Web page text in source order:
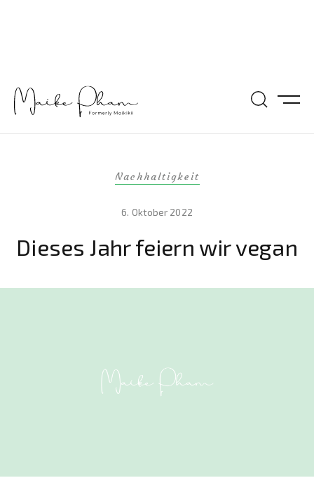
Nachhaltigkeit
6. Oktober 2022
Dieses Jahr feiern wir vegan